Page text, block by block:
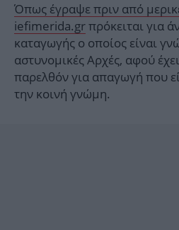
Όπως έγραψε πριν από
iefimerida.grπρόκειται για
καταγωγής ο οποίος είναι
αστυνομικές Αρχές, αφού
παρελθόν για απαγωγή που
την κοινή γνώμη.